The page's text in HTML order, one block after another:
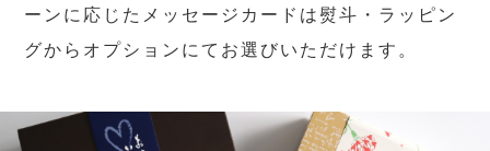
ーンに応じたメッセージカードは熨斗・ラッピン
グからオプションにてお選びいただけます。